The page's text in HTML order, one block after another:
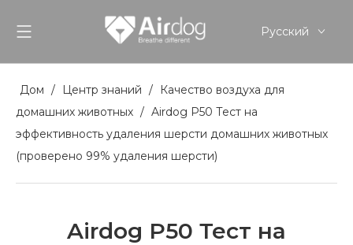
Pусский
Дом / Центр знаний /
Качество воздуха для
домашних животных / Airdog P50 Тест на
эффективность удаления шерсти домашних животных
(проверено 99% удаления шерсти)
Airdog P50 Тест на